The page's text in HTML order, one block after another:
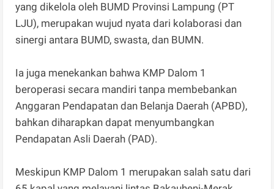
yang dikelola oleh BUMD Provinsi Lampung (PT
LJU), merupakan wujud nyata dari kolaborasi dan
sinergi antara BUMD, swasta, dan BUMN.
Ia juga menekankan bahwa KMP Dalom 1
beroperasi secara mandiri tanpa membebankan
Anggaran Pendapatan dan Belanja Daerah (APBD),
bahkan diharapkan dapat menyumbangkan
Pendapatan Asli Daerah (PAD).
Meskipun KMP Dalom 1 merupakan salah satu dari